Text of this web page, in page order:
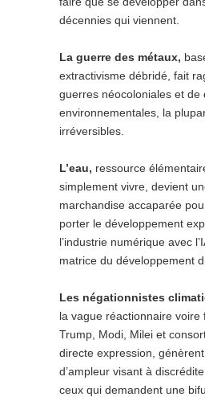
décennies qui viennent.
La guerre des métaux,
extractivisme débridé, fait
guerres néocoloniales et de
environnementales, la
irréversibles.
L’eau, ressource
simplement vivre, devient
marchandise accaparée
porter le développement
l’industrie numérique avec
matrice du développement
Les négationnistes
la vague réactionnaire voire
Trump, Modi, Milei et
directe expression,
d’ampleur visant à
ceux qui demandent une